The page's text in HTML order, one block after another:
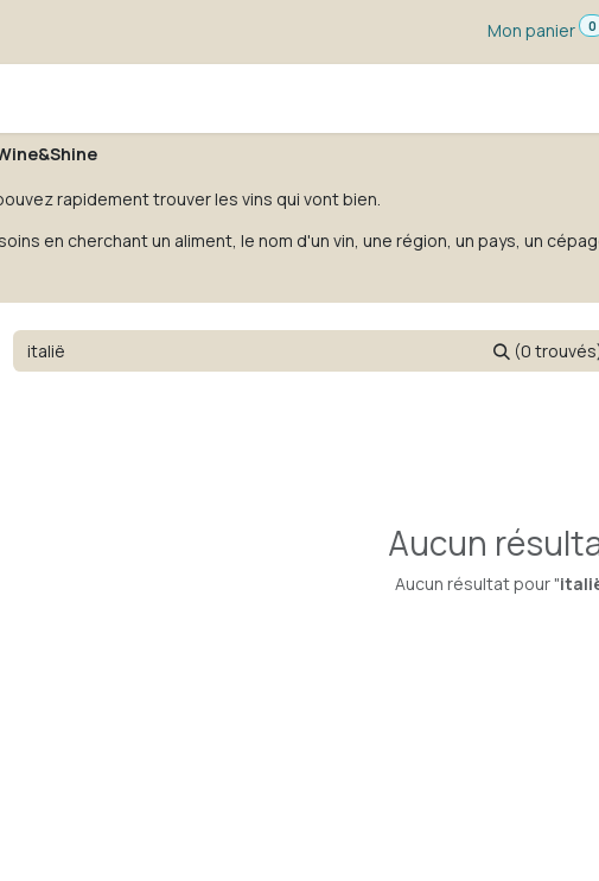
Mon panier
0
rapidement trouver les vins qui vont bien.
en cherchant un aliment, le nom d'un vin, une région, un pays, un
(0
Aucun
Aucun résultat pour "